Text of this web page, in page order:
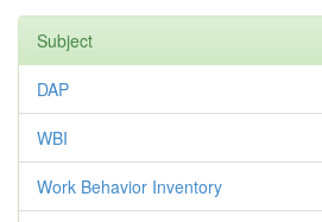
Subject
DAP
WBI
Work Behavior Inventory